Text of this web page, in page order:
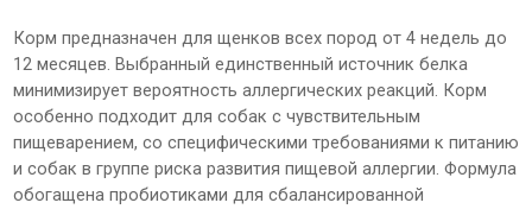
Корм предназначен для щенков всех пород от 4 недель до
12 месяцев. Выбранный единственный источник белка
минимизирует вероятность аллергических реакций. Корм
особенно подходит для собак с чувствительным
пищеварением, со специфическими требованиями к питанию
и собак в группе риска развития пищевой аллергии. Формула
обогащена пробиотиками для сбалансированной